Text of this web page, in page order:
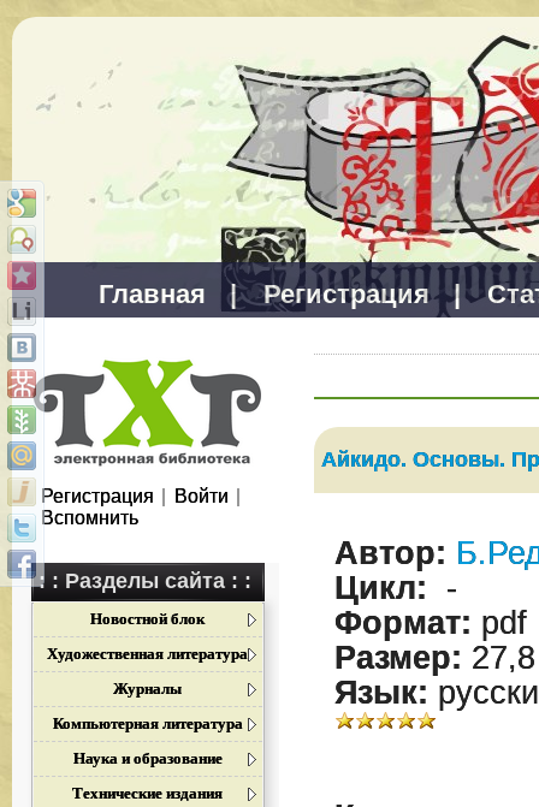
Главная | Регистрация |
Регистрация Войти
Вспомнить
: : Разделы сайта : :
Новостной блок
Художественная литература
Журналы
Компьютерная литература
Наука и образование
Технические издания
Айкидо. Основы.
Автор:
Цикл: -
Формат: pdf
Размер:
Язык: